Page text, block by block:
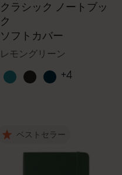
クラシック ノートブッ
ク
ソフトカバー
レモングリーン
+4
ベストセラー